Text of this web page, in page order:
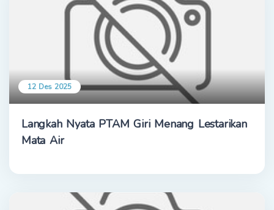
12 Des 2025
Langkah Nyata PTAM Giri Menang Lestarikan
Mata Air